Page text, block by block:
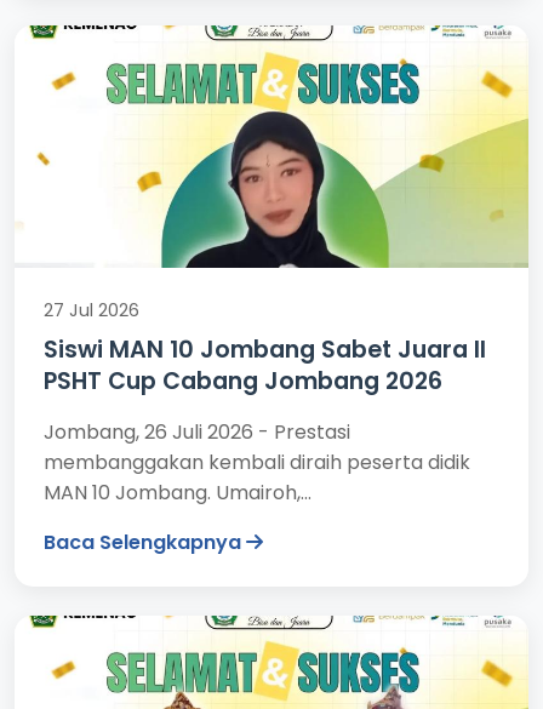
27 Jul 2026
Siswi MAN 10 Jombang Sabet Juara II
PSHT Cup Cabang Jombang 2026
Jombang, 26 Juli 2026 - Prestasi
membanggakan kembali diraih peserta didik
MAN 10 Jombang. Umairoh,...
Baca Selengkapnya